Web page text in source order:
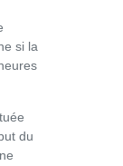
si la
du